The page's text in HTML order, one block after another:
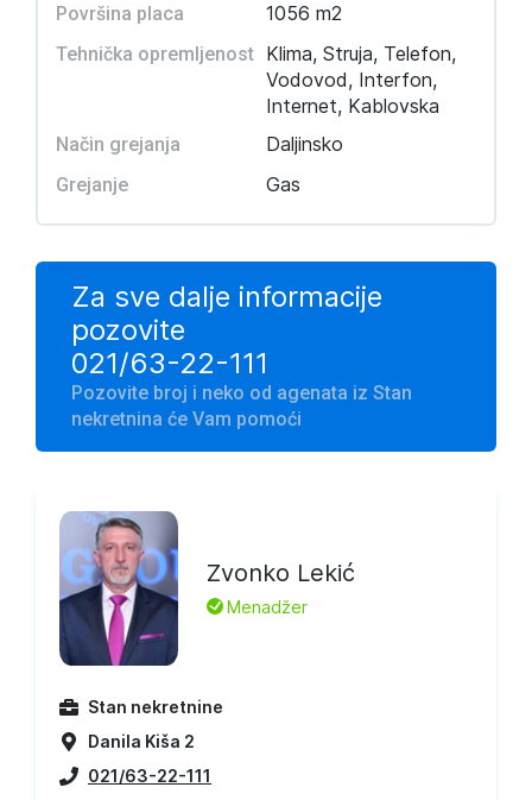
Površina placa 1056 m2
Tehnička opremljenost Klima, Struja, Telefon,
Vodovod, Interfon,
Internet, Kablovska
Način grejanja Daljinsko
Grejanje Gas
Za sve dalje informacije
pozovite
021/63-22-111
Pozovite broj i neko od agenata iz Stan
nekretnina će Vam pomoći
Zvonko Lekić
L Menadžer
Stan nekretnine
Danila Kiša 2
021/63-22-111